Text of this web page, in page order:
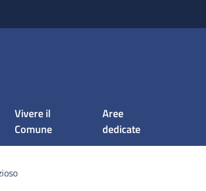
Vivere il
Comune
Aree
dedicate